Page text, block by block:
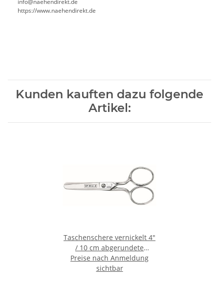
info@naehendirekt.de
https://www.naehendirekt.de
Kunden kauften dazu folgende
Artikel:
Taschenschere vernickelt 4"
/ 10 cm abgerundete
Spitzen
Preise nach Anmeldung
sichtbar